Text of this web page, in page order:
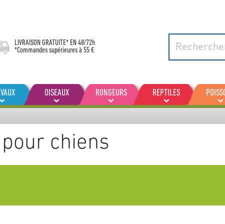
LIVRAISON GRATUITE* EN 48/72h
*Commandes supérieures à 55 €
OISEAUX RONGEURS REPTILES
chiens